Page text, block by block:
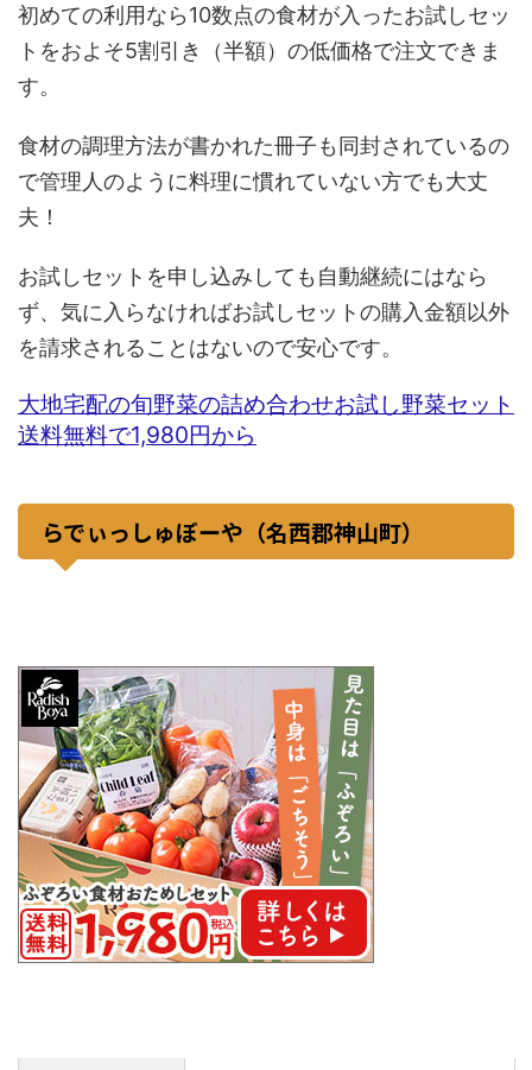
初めての利用なら10数点の食材が入ったお試しセッ
トをおよそ5割引き（半額）の低価格で注文できま
す。
食材の調理方法が書かれた冊子も同封されているの
で管理人のように料理に慣れていない方でも大丈
夫！
お試しセットを申し込みしても自動継続にはなら
ず、気に入らなければお試しセットの購入金額以外
を請求されることはないので安心です。
大地宅配の旬野菜の詰め合わせお試し野菜セット
送料無料で1,980円から
らでぃっしゅぼーや（名西郡神山町）